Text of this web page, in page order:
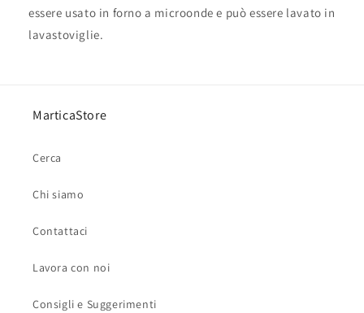
essere usato in forno a microonde e può essere lavato in
lavastoviglie.
MarticaStore
Cerca
Chi siamo
Contattaci
Lavora con noi
Consigli e Suggerimenti